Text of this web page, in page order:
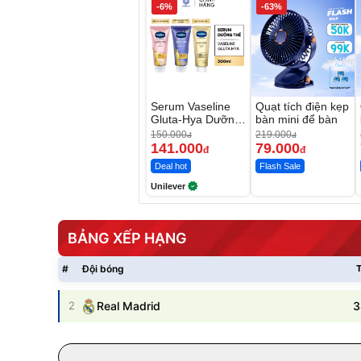
-6%
Serum Vaseline
Gluta-Hya Dưỡng
Da Sáng Mịn Sau
7 Ngày
150.000đ
141.000đ
Deal hot
Unilever
-63%
Quạt tích điện kẹp
bàn mini để bàn
219.000đ
79.000đ
Flash Sale
BẢNG XẾP HẠNG
# Đội bóng
2 Real Madrid